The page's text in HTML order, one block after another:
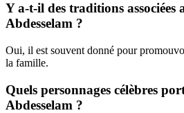
Y a-t-il des traditions associées
Abdesselam ?
Oui, il est souvent donné pour
la famille.
Quels personnages célèbres
Abdesselam ?